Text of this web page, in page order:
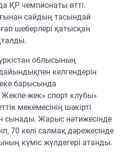
ҚР чемпионаты өтті.
сайдың тасындай
шеберлері қатысқан
облысының
келгендерін
барысында
жек» спорт клубы»
мекемесінің шәкірті
сынады. Жарыс нәтижесінде
70 келі салмақ дәрежесінде
күміс жүлдегері атанды.